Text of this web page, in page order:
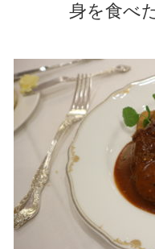
身を食べ